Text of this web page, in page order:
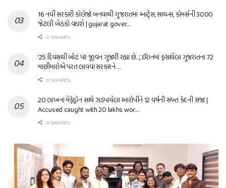
16 નવી સરકારી કોલેજો બનવાથી ગુજરાતમાં આર્ટ્સ, સાયન્સ, કોમર્સની 3000
જેટલી બેઠકો વધશે | gujarat gover…
0 SHARES
’25 દિવસથી બોટ પર જીવન ગુજારી રહ્યા છે…’, ઈરાનમાં ફસાયેલા ગુજરાતના 72
માછીમારોએ પરત લાવવા સરકારને …
0 SHARES
20 લાખના મેફેડ્રોન સાથે ઝડપાયેલા આરોપીને 12 વર્ષની સખ્ત કેદની સજા |
Accused caught with 20 lakhs wor…
0 SHARES